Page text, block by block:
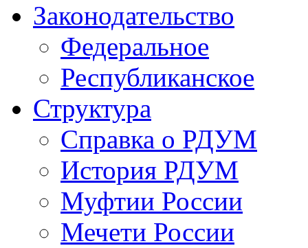
Законодательство
Федеральное
Республиканское
Структура
Справка о РДУМ
История РДУМ
Муфтии России
Мечети России